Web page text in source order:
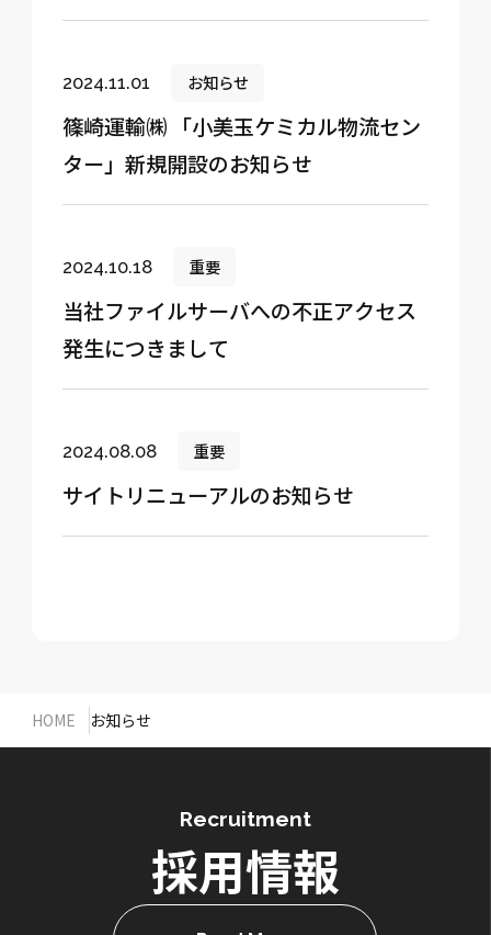
執り行いました。
2024.11.01 お知らせ
篠崎運輸㈱ 「小美玉ケミカル物流セン
ター」新規開設のお知らせ
2024.10.18 重要
当社ファイルサーバへの不正アクセス
発生につきまして
2024.08.08 重要
サイトリニューアルのお知らせ
HOME お知らせ
Recruitment
採用情報